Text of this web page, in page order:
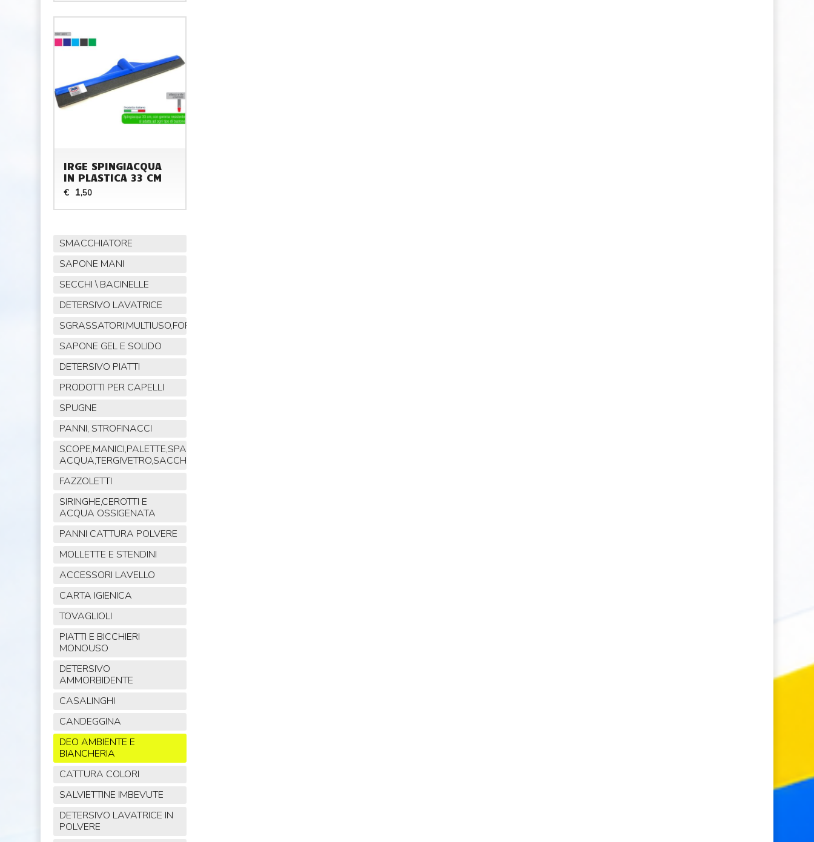
IRGE SPINGIACQUA
IN PLASTICA 33 CM
€ 1,50
SMACCHIATORE
SAPONE MANI
SECCHI \ BACINELLE
DETERSIVO LAVATRICE
SGRASSATORI,MULTIUSO,FORNO,POLVERE,VETRI,AMMONIACA
SAPONE GEL E SOLIDO
DETERSIVO PIATTI
PRODOTTI PER CAPELLI
SPUGNE
PANNI, STROFINACCI
SCOPE,MANICI,PALETTE,SPAZZOLE,TIRA
ACQUA,TERGIVETRO,SACCHI,MOP
FAZZOLETTI
SIRINGHE,CEROTTI E
ACQUA OSSIGENATA
PANNI CATTURA POLVERE
MOLLETTE E STENDINI
ACCESSORI LAVELLO
CARTA IGIENICA
TOVAGLIOLI
PIATTI E BICCHIERI
MONOUSO
DETERSIVO
AMMORBIDENTE
CASALINGHI
CANDEGGINA
DEO AMBIENTE E
BIANCHERIA
CATTURA COLORI
SALVIETTINE IMBEVUTE
DETERSIVO LAVATRICE IN
POLVERE